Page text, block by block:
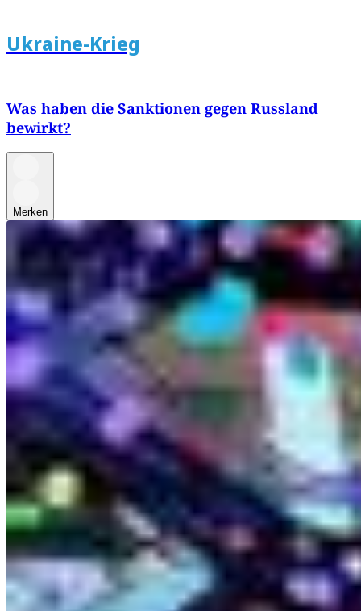
Ukraine-Krieg
Was haben die Sanktionen gegen Russland
bewirkt?
Merken